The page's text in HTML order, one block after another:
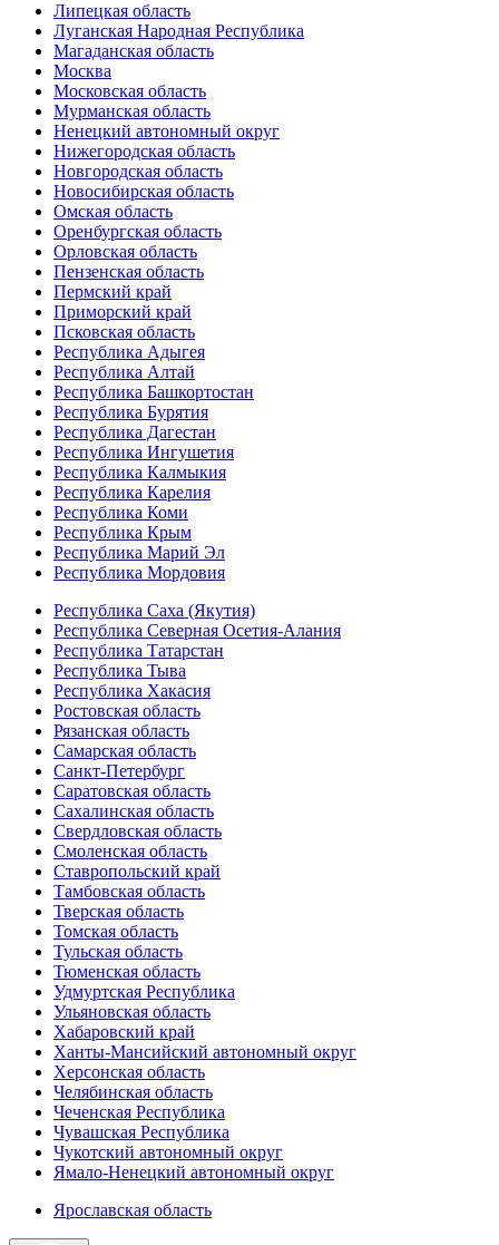
Липецкая область
Луганская Народная Республика
Магаданская область
Москва
Московская область
Мурманская область
Ненецкий автономный округ
Нижегородская область
Новгородская область
Новосибирская область
Омская область
Оренбургская область
Орловская область
Пензенская область
Пермский край
Приморский край
Псковская область
Республика Адыгея
Республика Алтай
Республика Башкортостан
Республика Бурятия
Республика Дагестан
Республика Ингушетия
Республика Калмыкия
Республика Карелия
Республика Коми
Республика Крым
Республика Марий Эл
Республика Мордовия
Республика Саха (Якутия)
Республика Северная Осетия-Алания
Республика Татарстан
Республика Тыва
Республика Хакасия
Ростовская область
Рязанская область
Самарская область
Санкт-Петербург
Саратовская область
Сахалинская область
Свердловская область
Смоленская область
Ставропольский край
Тамбовская область
Тверская область
Томская область
Тульская область
Тюменская область
Удмуртская Республика
Ульяновская область
Хабаровский край
Ханты-Мансийский автономный округ
Херсонская область
Челябинская область
Чеченская Республика
Чувашская Республика
Чукотский автономный округ
Ямало-Ненецкий автономный округ
Ярославская область